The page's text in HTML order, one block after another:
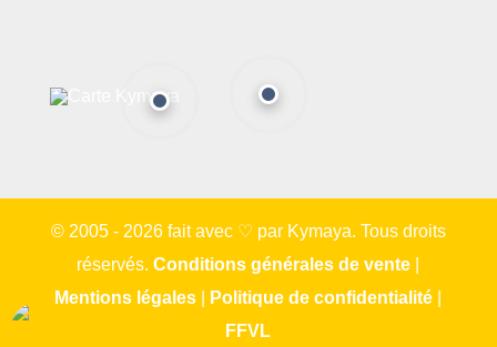
© 2005 - 2026 fait avec ♡ par Kymaya. Tous droits
réservés.Conditions générales de vente
Mentions légales
Politique de confidentialité
FFVL